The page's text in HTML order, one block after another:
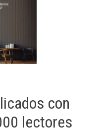
con
lectores